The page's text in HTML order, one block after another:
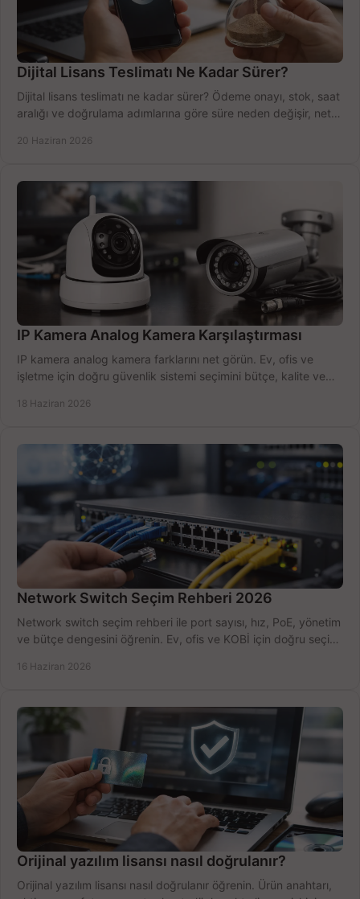
Dijital Lisans Teslimatı Ne Kadar Sürer?
Dijital lisans teslimatı ne kadar sürer? Ödeme onayı, stok, saat
aralığı ve doğrulama adımlarına göre süre neden değişir, net
20 Haziran 2026
IP Kamera Analog Kamera Karşılaştırması
IP kamera analog kamera farklarını net görün. Ev, ofis ve
işletme için doğru güvenlik sistemi seçimini bütçe, kalite ve
18 Haziran 2026
Network Switch Seçim Rehberi 2026
Network switch seçim rehberi ile port sayısı, hız, PoE, yönetim
ve bütçe dengesini öğrenin. Ev, ofis ve KOBİ için doğru seçimi
16 Haziran 2026
Orijinal yazılım lisansı nasıl doğrulanır?
Orijinal yazılım lisansı nasıl doğrulanır öğrenin. Ürün anahtarı,